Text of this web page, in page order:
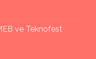
ve Teknofest